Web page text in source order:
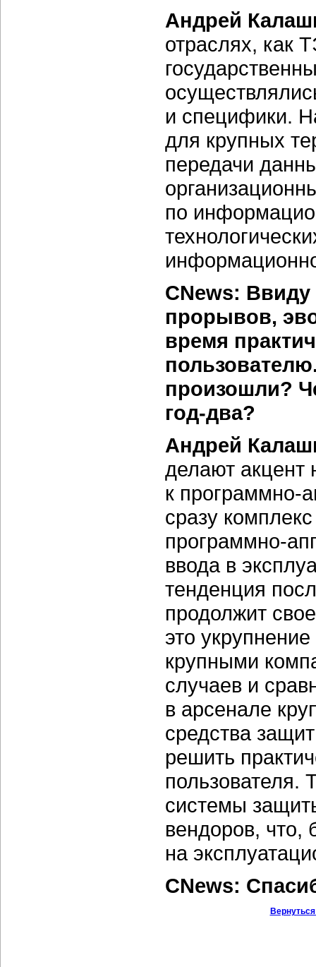
Андрей
отраслях, как
и специфики.
для крупных
передачи
по
CNews:
прорывов,
время
произошли?
год-два?
Андрей
делают акцент
к программно-
сразу
программно-
ввода в
тенденция
продолжит
это
крупными
случаев и
в арсенале
средства
решить
пользователя.
системы
вендоров, что,
на
CNews: